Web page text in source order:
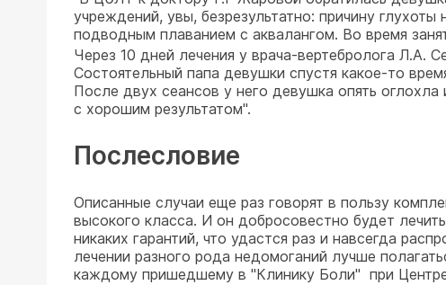
учреждений, увы, безрезультатно: причину
подводным плаванием с аквалангом. Во время
Через 10 дней лечения у врача-вертебролога Л.А.
Состоятельный папа девушки спустя какое-то
После двух сеансов у него девушка опять
с хорошим результатом".
Послесловие
Описанные случаи еще раз говорят в пользу
высокого класса. И он добросовестно будет
никаких гарантий, что удастся раз и навсегда
лечении разного рода недомоганий лучше
каждому пришедшему в "Клинику Боли" при